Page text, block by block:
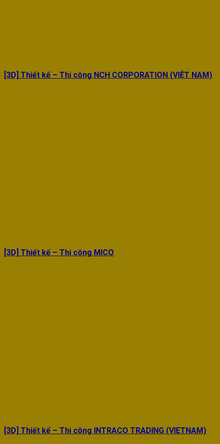
[3D] Thiết kế – Thi công NCH CORPORATION (VIỆT NAM)
[3D] Thiết kế – Thi công MICO
[3D] Thiết kế – Thi công INTRACO TRADING (VIETNAM)